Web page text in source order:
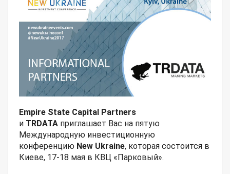
Empire State Capital Partners
и TRDATAприглашает Вас на пятую
Международную инвестиционную
конференцию New Ukraine, которая состоится в
Киеве, 17-18 мая в КВЦ «Парковый».